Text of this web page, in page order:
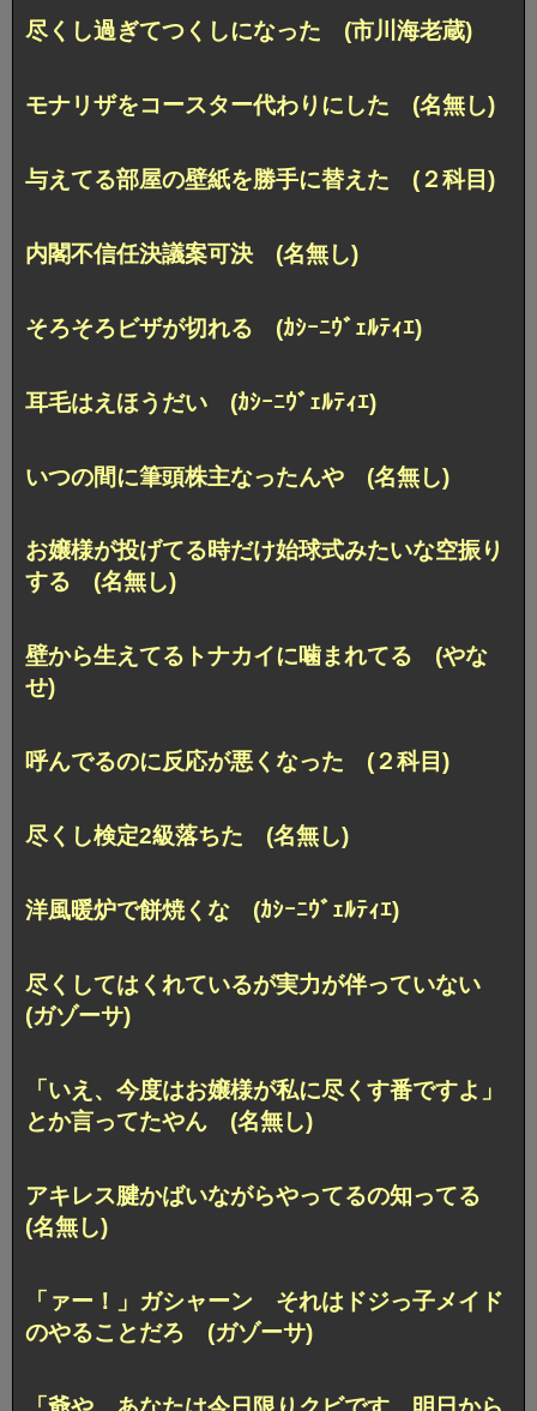
尽くし過ぎてつくしになった (市川海老蔵)
モナリザをコースター代わりにした (名無し)
与えてる部屋の壁紙を勝手に替えた (２科目)
内閣不信任決議案可決 (名無し)
そろそろビザが切れる (ｶｼｰﾆｳﾞｪﾙﾃｨｴ)
耳毛はえほうだい (ｶｼｰﾆｳﾞｪﾙﾃｨｴ)
いつの間に筆頭株主なったんや (名無し)
お嬢様が投げてる時だけ始球式みたいな空振り
する (名無し)
壁から生えてるトナカイに噛まれてる (やな
せ)
呼んでるのに反応が悪くなった (２科目)
尽くし検定2級落ちた (名無し)
洋風暖炉で餅焼くな (ｶｼｰﾆｳﾞｪﾙﾃｨｴ)
尽くしてはくれているが実力が伴っていない
(ガゾーサ)
「いえ、今度はお嬢様が私に尽くす番ですよ」
とか言ってたやん (名無し)
アキレス腱かばいながらやってるの知ってる
(名無し)
「ァー！」ガシャーン それはドジっ子メイド
のやることだろ (ガゾーサ)